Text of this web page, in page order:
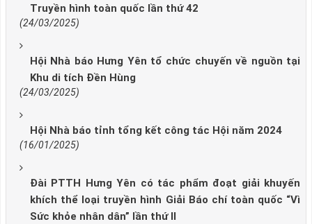
Truyền hình toàn quốc lần thứ 42
(24/03/2025)
Hội Nhà báo Hưng Yên tổ chức chuyến về nguồn tại
Khu di tích Đền Hùng
(24/03/2025)
Hội Nhà báo tỉnh tổng kết công tác Hội năm 2024
(16/01/2025)
Đài PTTH Hưng Yên có tác phẩm đoạt giải khuyến
khích thể loại truyền hình Giải Báo chí toàn quốc “Vì
Sức khỏe nhân dân” lần thứ II